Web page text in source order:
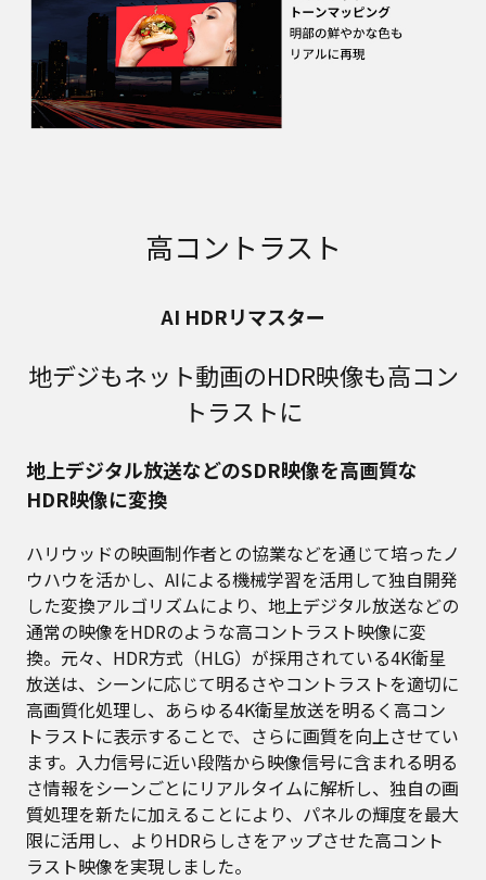
高コントラスト
AI HDRリマスター
地デジもネット動画のHDR映像も高コン
トラストに
地上デジタル放送などのSDR映像を高画質な
HDR映像に変換
ハリウッドの映画制作者との協業などを通じて培ったノ
ウハウを活かし、AIによる機械学習を活用して独自開発
した変換アルゴリズムにより、地上デジタル放送などの
通常の映像をHDRのような高コントラスト映像に変
換。元々、HDR方式（HLG）が採用されている4K衛星
放送は、シーンに応じて明るさやコントラストを適切に
高画質化処理し、あらゆる4K衛星放送を明るく高コン
トラストに表示することで、さらに画質を向上させてい
ます。入力信号に近い段階から映像信号に含まれる明る
さ情報をシーンごとにリアルタイムに解析し、独自の画
質処理を新たに加えることにより、パネルの輝度を最大
限に活用し、よりHDRらしさをアップさせた高コント
ラスト映像を実現しました。